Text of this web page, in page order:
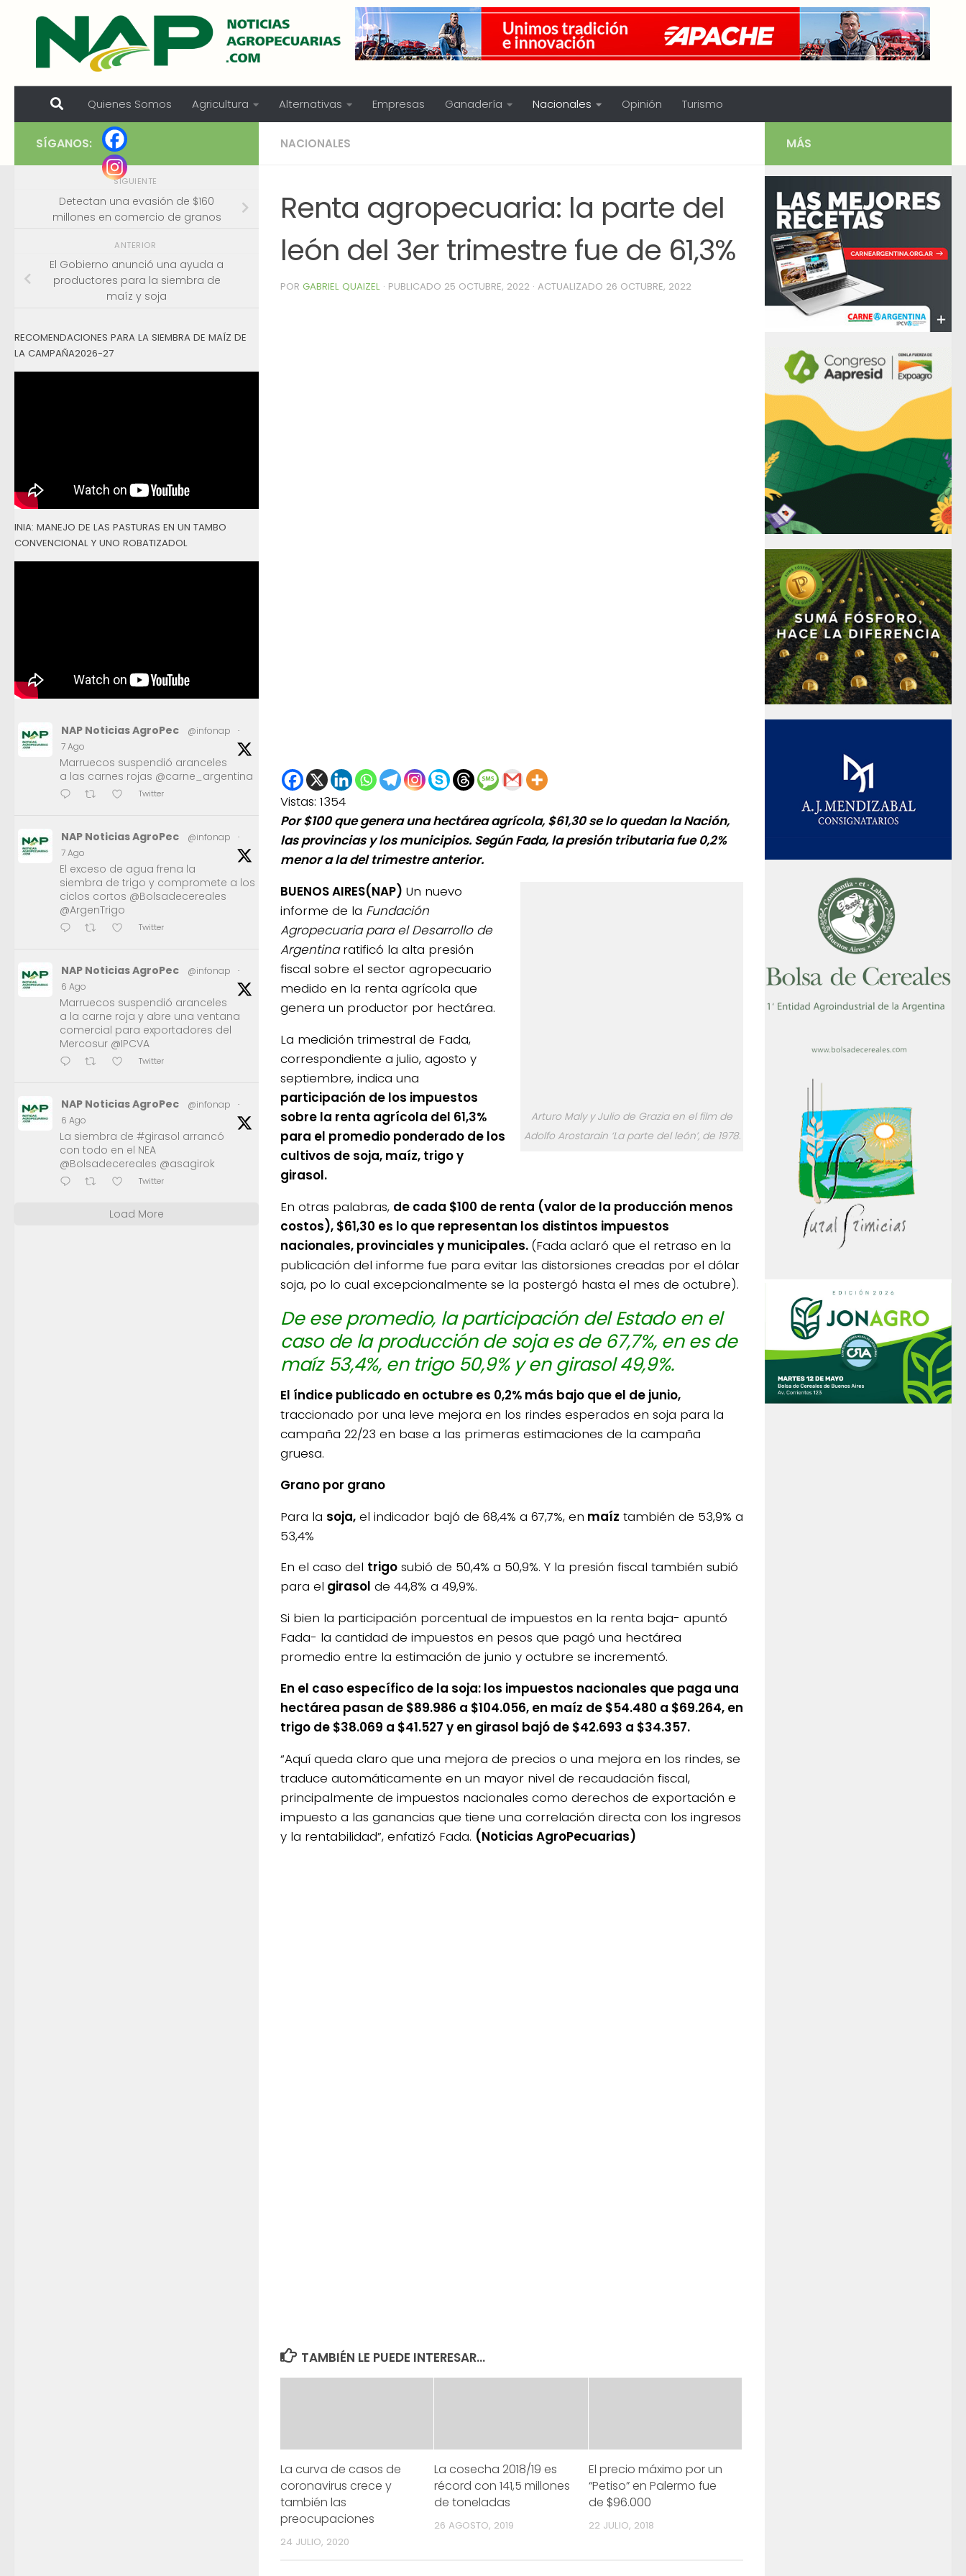
Skip to content
Quienes Somos Agricultura Alternativas Empresas Ganadería Nacionales Opinión Turismo
NACIONALES
Renta agropecuaria: la parte del
león del 3er trimestre fue de 61,3%
POR GABRIEL QUAIZEL · PUBLICADO 25 OCTUBRE, 2022 · ACTUALIZADO 26 OCTUBRE, 2022
Vistas: 1354
Por $100 que genera una hectárea agrícola, $61,30 se lo quedan la Nación,
las provincias y los municipios. Según Fada, la presión tributaria fue 0,2%
menor a la del trimestre anterior.
Arturo Maly y Julio de Grazia en el film de
Adolfo Arostarain ‘La parte del león’, de 1978.
BUENOS AIRES(NAP) Un nuevo
informe de la Fundación
Agropecuaria para el Desarrollo de
Argentinaratificó la alta presión
fiscal sobre el sector agropecuario
medido en la renta agrícola que
genera un productor por hectárea.
La medición trimestral de Fada,
correspondiente a julio, agosto y
septiembre, indica una
participación de los impuestos
sobre la renta agrícola del 61,3%
para el promedio ponderado de los
cultivos de soja, maíz, trigo y
girasol.
En otras palabras, de cada $100 de renta (valor de la producción menos
costos), $61,30 es lo que representan los distintos impuestos
nacionales, provinciales y municipales. (Fada aclaró que el retraso en la
publicación del informe fue para evitar las distorsiones creadas por el dólar
soja, po lo cual excepcionalmente se la postergó hasta el mes de octubre).
De ese promedio, la participación del Estado en el
caso de la producción de soja es de 67,7%, en es de
maíz 53,4%, en trigo 50,9% y en girasol 49,9%.
El índice publicado en octubre es 0,2% más bajo que el de junio,
traccionado por una leve mejora en los rindes esperados en soja para la
campaña 22/23 en base a las primeras estimaciones de la campaña
gruesa.
Grano por grano
Para la soja, el indicador bajó de 68,4% a 67,7%, en maíz también de 53,9% a
53,4%
En el caso del trigo subió de 50,4% a 50,9%. Y la presión fiscal también subió
para el girasol de 44,8% a 49,9%.
Si bien la participación porcentual de impuestos en la renta baja- apuntó
Fada- la cantidad de impuestos en pesos que pagó una hectárea
promedio entre la estimación de junio y octubre se incrementó.
En el caso específico de la soja: los impuestos nacionales que paga una
hectárea pasan de $89.986 a $104.056, en maíz de $54.480 a $69.264, en
trigo de $38.069 a $41.527 y en girasol bajó de $42.693 a $34.357.
“Aquí queda claro que una mejora de precios o una mejora en los rindes, se
traduce automáticamente en un mayor nivel de recaudación fiscal,
principalmente de impuestos nacionales como derechos de exportación e
impuesto a las ganancias que tiene una correlación directa con los ingresos
y la rentabilidad”, enfatizó Fada. (Noticias AgroPecuarias)
TAMBIÉN LE PUEDE INTERESAR...
La curva de casos de
coronavirus crece y
también las
preocupaciones
24 JULIO, 2020
La cosecha 2018/19 es
récord con 141,5 millones
de toneladas
26 AGOSTO, 2019
El precio máximo por un
“Petiso” en Palermo fue
de $96.000
22 JULIO, 2018
SÍGANOS:
SIGUIENTE
Detectan una evasión de $160
millones en comercio de granos
ANTERIOR
El Gobierno anunció una ayuda a
productores para la siembra de
maíz y soja
RECOMENDACIONES PARA LA SIEMBRA DE MAÍZ DE
LA CAMPAÑA2026-27
INIA: MANEJO DE LAS PASTURAS EN UN TAMBO
CONVENCIONAL Y UNO ROBATIZADOL
NAP Noticias AgroPec @infonap
·
7 Ago
Marruecos suspendió aranceles
a las carnes rojas @carne_argentina
Twitter
NAP Noticias AgroPec @infonap
·
7 Ago
El exceso de agua frena la
siembra de trigo y compromete a los
ciclos cortos @Bolsadecereales
@ArgenTrigo
Twitter
NAP Noticias AgroPec @infonap
·
6 Ago
Marruecos suspendió aranceles
a la carne roja y abre una ventana
comercial para exportadores del
Mercosur @IPCVA
Twitter
NAP Noticias AgroPec @infonap
·
6 Ago
La siembra de #girasol arrancó
con todo en el NEA
@Bolsadecereales @asagirok
Twitter
Load More
MÁS